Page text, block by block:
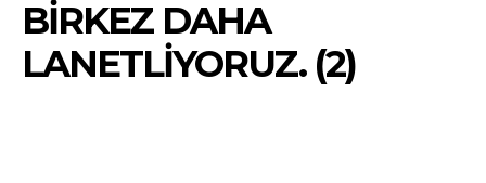
BIRKEZ DAHA
LANETLIYORUZ. (2)